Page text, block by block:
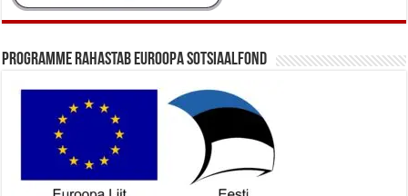
Programme rahastab Euroopa Sotsiaalfond